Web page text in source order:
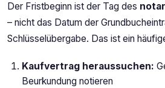
Der Fristbeginn ist der Tag des
– nicht das Datum der
Schlüsselübergabe. Das ist ein
Kaufvertrag heraussuchen:
Beurkundung notieren